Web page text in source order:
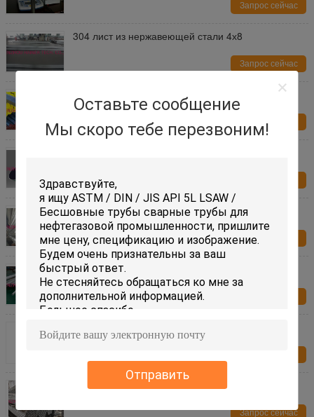
Оставьте сообщение
Мы скоро тебе перезвоним!
Отправить
Запрос сейчас
304 лист из нержавеющей стали 4х8
Запрос сейчас
бар нержавеющей стали 316 круглый
Запрос сейчас
S34709 1.4912 TP347H Круглая труба из
нержавеющей стали для теплообменника
Запрос сейчас
Труба аустенитной нержавеющей стали
АСТМ A53 Gr.B/Q235 Оцинкованные стальные
Запрос сейчас